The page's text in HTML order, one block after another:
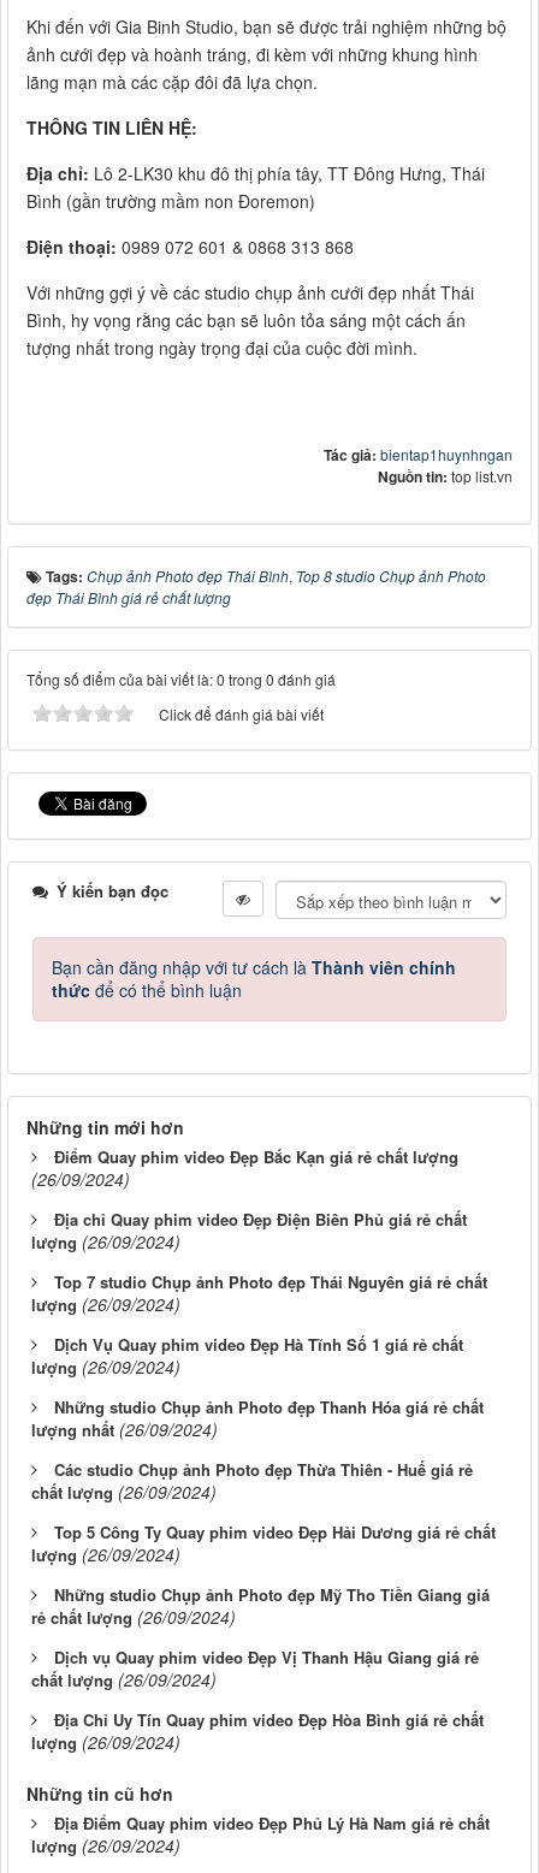
Khi đến với Gia Binh Studio, bạn sẽ được trải nghiệm những bộ
ảnh cưới đẹp và hoành tráng, đi kèm với những khung hình
lãng mạn mà các cặp đôi đã lựa chọn.
THÔNG TIN LIÊN HỆ:
Địa chỉ: Lô 2-LK30 khu đô thị phía tây, TT Đông Hưng, Thái
Bình (gần trường mầm non Đoremon)
Điện thoại: 0989 072 601 & 0868 313 868
Với những gợi ý về các studio chụp ảnh cưới đẹp nhất Thái
Bình, hy vọng rằng các bạn sẽ luôn tỏa sáng một cách ấn
tượng nhất trong ngày trọng đại của cuộc đời mình.
Tác giả: bientap1huynhngan
Nguồn tin: top list.vn
Tags: Chụp ảnh Photo đẹp Thái Bình, Top 8 studio Chụp ảnh Photo
đẹp Thái Bình giá rẻ chất lượng
Tổng số điểm của bài viết là: 0 trong 0 đánh giá
Click để đánh giá bài viết
Ý kiến bạn đọc
Bạn cần đăng nhập với tư cách là Thành viên chính
thức để có thể bình luận
Những tin mới hơn
Điểm Quay phim video Đẹp Bắc Kạn giá rẻ chất lượng
(26/09/2024)
Địa chỉ Quay phim video Đẹp Điện Biên Phủ giá rẻ chất
lượng (26/09/2024)
Top 7 studio Chụp ảnh Photo đẹp Thái Nguyên giá rẻ chất
lượng (26/09/2024)
Dịch Vụ Quay phim video Đẹp Hà Tĩnh Số 1 giá rẻ chất
lượng (26/09/2024)
Những studio Chụp ảnh Photo đẹp Thanh Hóa giá rẻ chất
lượng nhất (26/09/2024)
Các studio Chụp ảnh Photo đẹp Thừa Thiên - Huế giá rẻ
chất lượng (26/09/2024)
Top 5 Công Ty Quay phim video Đẹp Hải Dương giá rẻ chất
lượng (26/09/2024)
Những studio Chụp ảnh Photo đẹp Mỹ Tho Tiền Giang giá
rẻ chất lượng (26/09/2024)
Dịch vụ Quay phim video Đẹp Vị Thanh Hậu Giang giá rẻ
chất lượng (26/09/2024)
Địa Chỉ Uy Tín Quay phim video Đẹp Hòa Bình giá rẻ chất
lượng (26/09/2024)
Những tin cũ hơn
Địa Điểm Quay phim video Đẹp Phủ Lý Hà Nam giá rẻ chất
lượng (26/09/2024)